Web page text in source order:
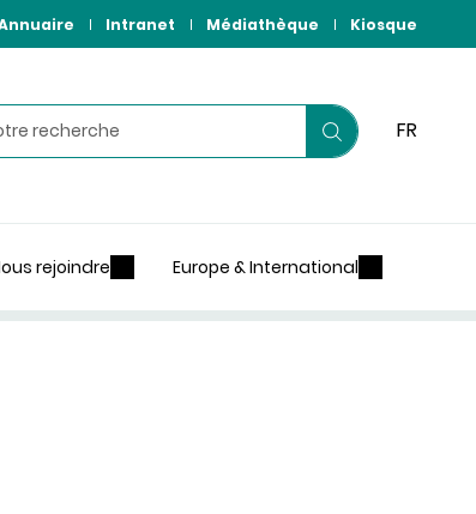
Intranet Médiathèque Kiosque
Lancer
FR
rejoindre Europe & International